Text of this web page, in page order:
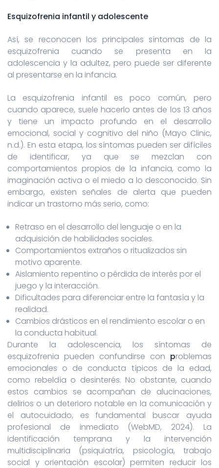
Esquizofrenia infantil y adolescente
Así, se reconocen los principales síntomas de la
esquizofrenia cuando se presenta en la
adolescencia y la adultez, pero puede ser diferente
al presentarse en la infancia.
La esquizofrenia infantil es poco común, pero
cuando aparece, suele hacerlo antes de los 13 años
y tiene un impacto profundo en el desarrollo
emocional, social y cognitivo del niño (Mayo Clinic,
n.d.). En esta etapa, los síntomas pueden ser difíciles
de identificar, ya que se mezclan con
comportamientos propios de la infancia, como la
imaginación activa o el miedo a lo desconocido. Sin
embargo, existen señales de alerta que pueden
indicar un trastorno más serio, como:
Retraso en el desarrollo del lenguaje o en la
adquisición de habilidades sociales.
Comportamientos extraños o ritualizados sin
motivo aparente.
Aislamiento repentino o pérdida de interés por el
juego y la interacción.
Dificultades para diferenciar entre la fantasía y la
realidad.
Cambios drásticos en el rendimiento escolar o en
la conducta habitual.
Durante la adolescencia, los síntomas de
esquizofrenia pueden confundirse con problemas
emocionales o de conducta típicos de la edad,
como rebeldía o desinterés. No obstante, cuando
estos cambios se acompañan de alucinaciones,
delirios o un deterioro notable en la comunicación y
el autocuidado, es fundamental buscar ayuda
profesional de inmediato (WebMD, 2024). La
identificación temprana y la intervención
multidisciplinaria (psiquiatría, psicología, trabajo
social y orientación escolar) permiten reducir los